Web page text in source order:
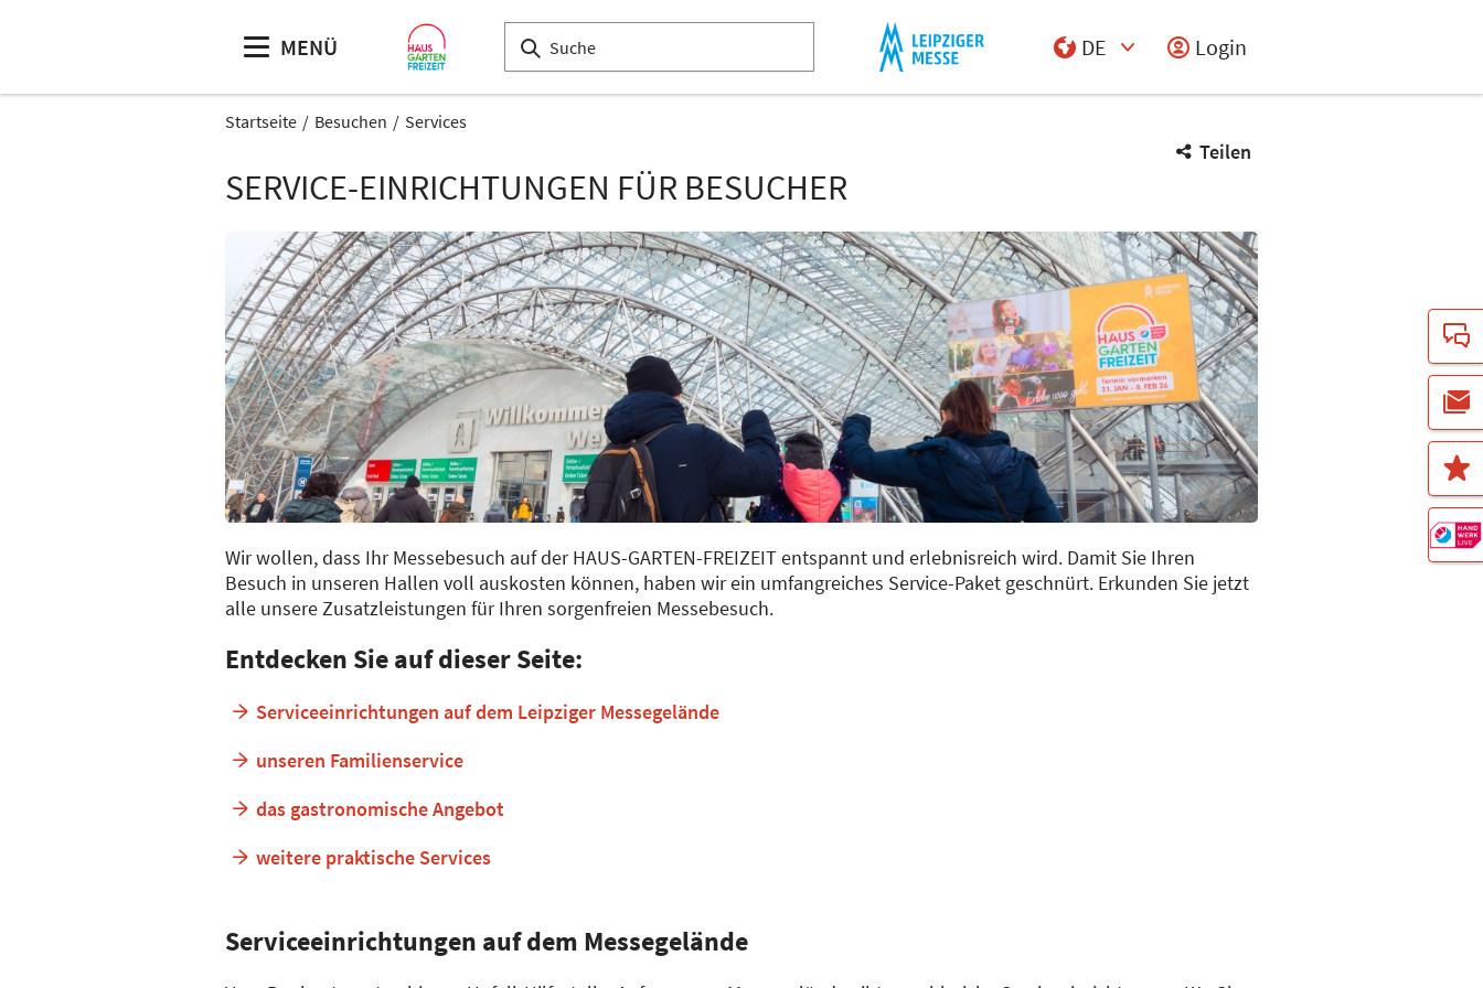
MENÜ
DE
Login
Startseite Besuchen Services
Teilen
SERVICE-EINRICHTUNGEN FÜR BESUCHER
Wir wollen, dass Ihr Messebesuch auf der HAUS-GARTEN-FREIZEIT entspannt und erlebnisreich wird. Damit Sie Ihren
Besuch in unseren Hallen voll auskosten können, haben wir ein umfangreiches Service-Paket geschnürt. Erkunden Sie jetzt
alle unsere Zusatzleistungen für Ihren sorgenfreien Messebesuch.
Entdecken Sie auf dieser Seite:
Serviceeinrichtungen auf dem Leipziger Messegelände
unseren Familienservice
das gastronomische Angebot
weitere praktische Services
Serviceeinrichtungen auf dem Messegelände